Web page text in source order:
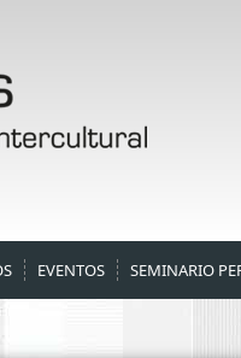
EVENTOS SEMINARIO